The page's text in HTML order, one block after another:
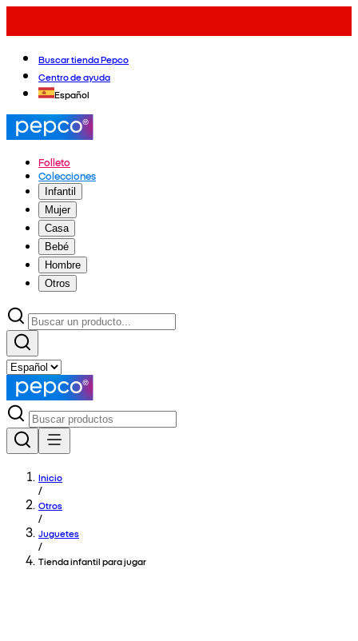
Buscar tienda Pepco
Centro de ayuda
Español
Folleto
Colecciones
Infantil
Mujer
Casa
Bebé
Hombre
Otros
Inicio
/
Otros
/
Juguetes
/
Tienda infantil para jugar